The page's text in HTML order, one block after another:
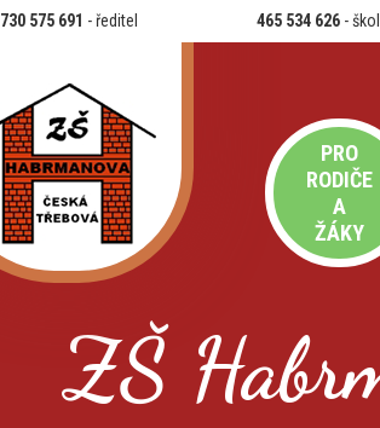
730 575 691 - ředitel 465 534 626-
PRO
RODIČE
A
ŽÁKY
ZŠ